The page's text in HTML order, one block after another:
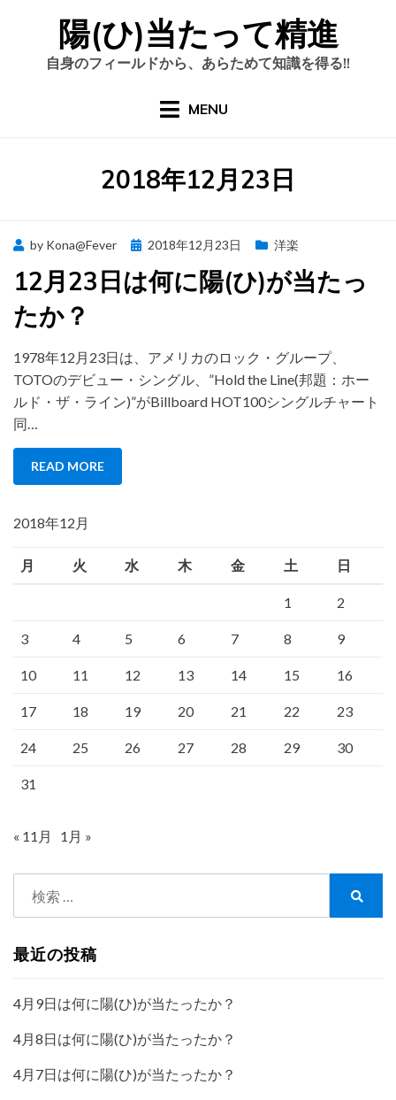
陽(ひ)当たって精進
自身のフィールドから、あらためて知識を得る!!
MENU
日
:
2018年12月23日
by Kona@Fever
Posted
2018年12月23日 洋楽
12月23日は何に陽(ひ)が当たっ
たか？
1978年12月23日は、アメリカのロック・グループ、
TOTOのデビュー・シングル、”Hold the Line(邦題：ホー
ルド・ザ・ライン)”がBillboard HOT100シングルチャート
同…
READ MORE
2018年12月
月 火 水 木 金 土 日
1 2
3 4 5 6 7 8 9
10 11 12 13 14 15 16
17 18 19 20 21 22 23
24 25 26 27 28 29 30
31
« 11月 1月 »
最近の投稿
4月9日は何に陽(ひ)が当たったか？
4月8日は何に陽(ひ)が当たったか？
4月7日は何に陽(ひ)が当たったか？